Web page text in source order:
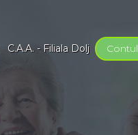
C.A.A. - Filiala Dolj Contul